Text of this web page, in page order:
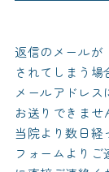
返信のメールが
されてしまう場
メールアドレ
お送りできませ
当院より数日経
フォームよりご